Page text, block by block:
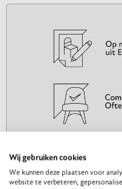
Wij gebruiken cookies
We kunnen deze plaatsen voor
website te verbeteren,